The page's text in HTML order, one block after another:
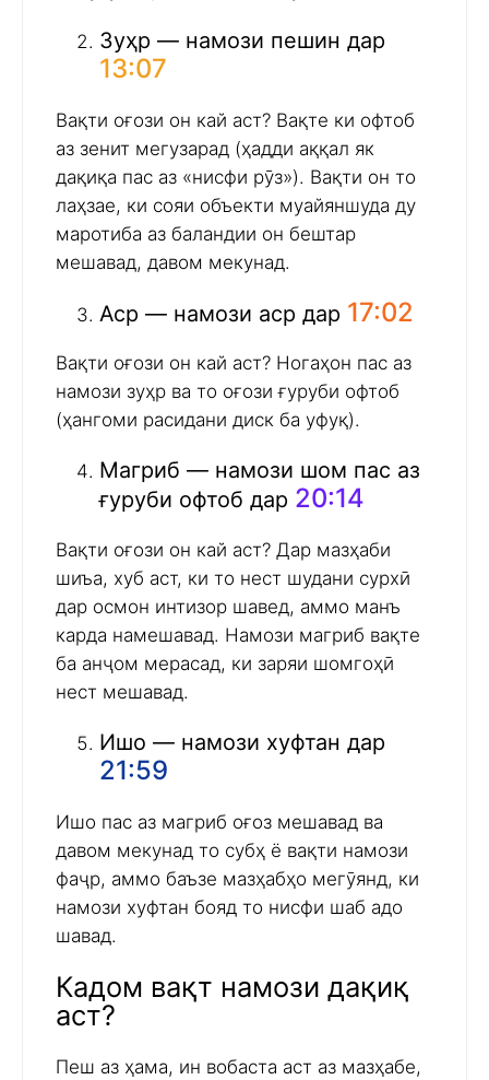
Зуҳр — намози пешин дар
13:07
Вақти оғози он кай аст? Вақте ки офтоб
аз зенит мегузарад (ҳадди аққал як
дақиқа пас аз «нисфи рӯз»). Вақти он то
лаҳзае, ки сояи объекти муайяншуда ду
маротиба аз баландии он бештар
мешавад, давом мекунад.
Аср — намози аср дар 17:02
Вақти оғози он кай аст? Ногаҳон пас аз
намози зуҳр ва то оғози ғуруби офтоб
(ҳангоми расидани диск ба уфуқ).
Магриб — намози шом пас аз
ғуруби офтоб дар 20:14
Вақти оғози он кай аст? Дар мазҳаби
шиъа, хуб аст, ки то нест шудани сурхӣ
дар осмон интизор шавед, аммо манъ
карда намешавад. Намози магриб вақте
ба анҷом мерасад, ки заряи шомгоҳӣ
нест мешавад.
Ишо — намози хуфтан дар
21:59
Ишо пас аз магриб оғоз мешавад ва
давом мекунад то субҳ ё вақти намози
фаҷр, аммо баъзе мазҳабҳо мегӯянд, ки
намози хуфтан бояд то нисфи шаб адо
шавад.
Кадом вақт намози дақиқ
аст?
Пеш аз ҳама, ин вобаста аст аз мазҳабе,